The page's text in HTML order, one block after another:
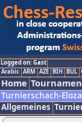
Logged on: Gast
Arabic ARM AZE BIH BUL
Home
Turnierschach-
Allgemeines